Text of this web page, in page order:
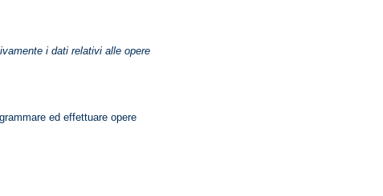
i dati relativi alle opere
ed effettuare opere